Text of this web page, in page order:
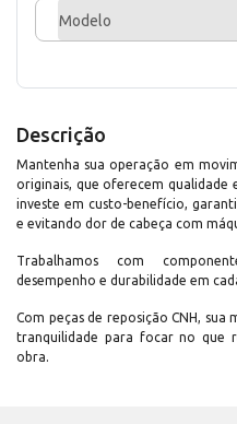
Modelo
Descrição
Mantenha sua operação em
originais, que oferecem qualidade
investe em custo-benefício,
e evitando dor de cabeça com
Trabalhamos com
desempenho e durabilidade em
Com peças de reposição CNH,
tranquilidade para focar no que
obra.